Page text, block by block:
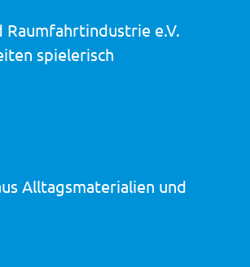
Raumfahrtindustrie e.V.
spielerisch
Alltagsmaterialien und